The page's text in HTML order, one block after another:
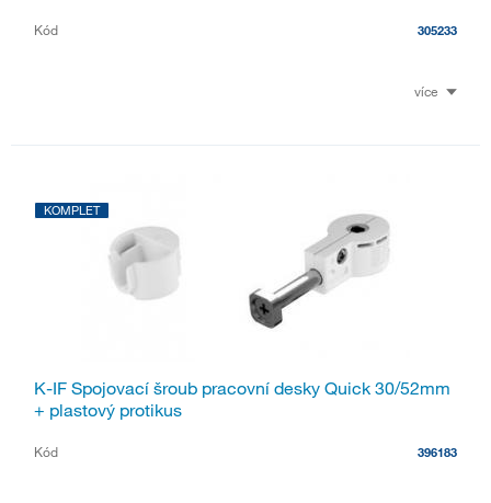
Kód 305233
více
KOMPLET
K-IF Spojovací šroub pracovní desky Quick 30/52mm
+ plastový protikus
Kód 396183